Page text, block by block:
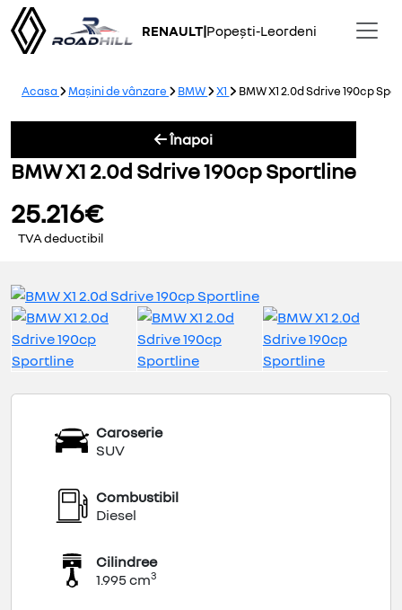
RENAULT|Popești-Leordeni
Acasa Mașini de vânzare BMW X1 BMW X1 2.0d Sdrive 190cp
Înapoi
BMW X1 2.0d Sdrive 190cp Sportline
25.216€
TVA deductibil
Caroserie
SUV
Combustibil
Diesel
Cilindree
1.995 cm3